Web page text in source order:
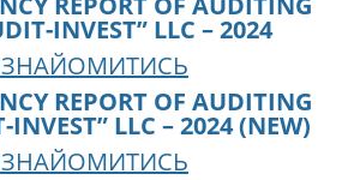
INVEST” LLC – 2024
REPORT OF AUDITING
LLC – 2024 (NEW)